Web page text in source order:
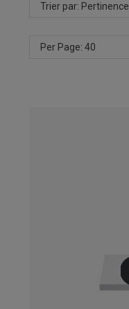
Trier par: Pertinence
Per Page: 40